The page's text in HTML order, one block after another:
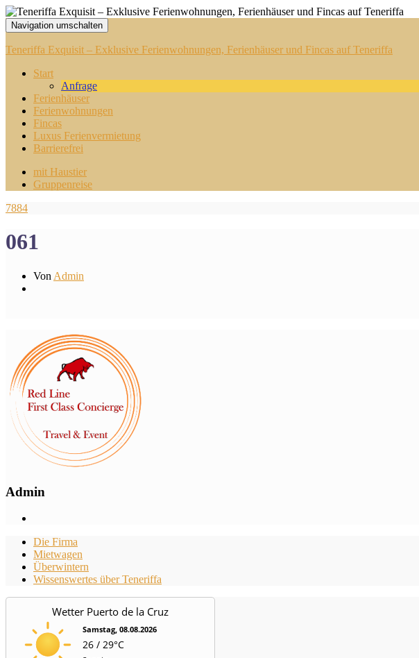
Navigation umschalten
Teneriffa Exquisit – Exklusive Ferienwohnungen, Ferienhäuser und Fincas auf Teneriffa
Start
Anfrage
Ferienhäuser
Ferienwohnungen
Fincas
Luxus Ferienvermietung
Barrierefrei
mit Haustier
Gruppenreise
7884
061
Von Admin
Admin
Die Firma
Mietwagen
Überwintern
Wissenswertes über Teneriffa
Wetter Puerto de la Cruz
Samstag, 08.08.2026
26 / 29°C